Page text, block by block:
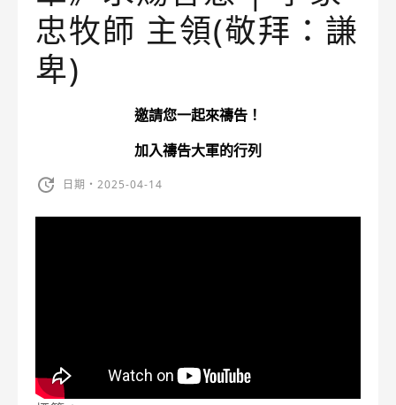
忠牧師 主領(敬拜：謙
卑)
邀請您一起來禱告！
加入禱告大軍的行列
日期・2025-04-14